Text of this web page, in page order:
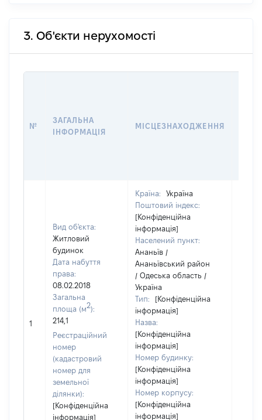
3. Об'єкти нерухомості
№
ЗАГАЛЬНА
ІНФОРМАЦІЯ
МІСЦЕЗНАХОДЖЕННЯ
1
Вид об'єкта:
Житловий
будинок
Дата набуття
права:
08.02.2018
Загальна
площа (м2):
214,1
Реєстраційний
номер
(кадастровий
номер для
земельної
ділянки):
[Конфіденційна
інформація]
Країна:
Україна
Поштовий індекс:
[Конфіденційна
інформація]
Населений пункт:
Ананьїв /
Ананьївський район
/ Одеська область /
Україна
Тип:
[Конфіденційна
інформація]
Назва:
[Конфіденційна
інформація]
Номер будинку:
[Конфіденційна
інформація]
Номер корпусу:
[Конфіденційна
інформація]